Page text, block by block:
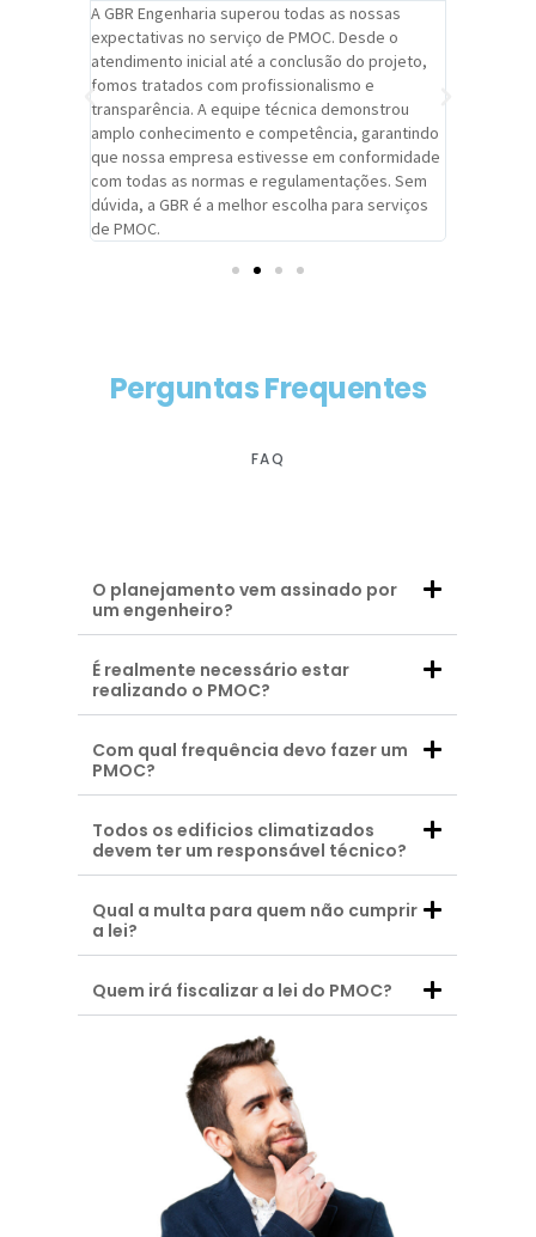
A GBR Engenharia superou todas as nossas
expectativas no serviço de PMOC. Desde o
atendimento inicial até a conclusão do projeto,
fomos tratados com profissionalismo e
transparência. A equipe técnica demonstrou
amplo conhecimento e competência, garantindo
que nossa empresa estivesse em conformidade
com todas as normas e regulamentações. Sem
dúvida, a GBR é a melhor escolha para serviços
de PMOC.
Perguntas Frequentes
FAQ
O planejamento vem assinado por
um engenheiro?
É realmente necessário estar
realizando o PMOC?
Com qual frequência devo fazer um
PMOC?
Todos os edificios climatizados
devem ter um responsável técnico?
Qual a multa para quem não cumprir
a lei?
Quem irá fiscalizar a lei do PMOC?